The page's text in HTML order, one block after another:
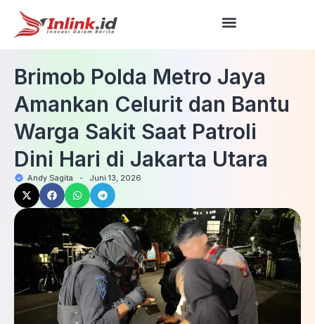
Brimob Polda Metro Jaya
Amankan Celurit dan Bantu
Warga Sakit Saat Patroli
Dini Hari di Jakarta Utara
Andy Sagita - Juni 13, 2026